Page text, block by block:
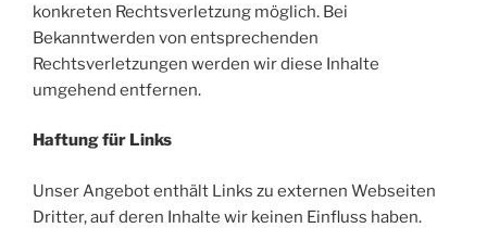
konkreten Rechtsverletzung möglich. Bei
Bekanntwerden von entsprechenden
Rechtsverletzungen werden wir diese Inhalte
umgehend entfernen.
Haftung für Links
Unser Angebot enthält Links zu externen Webseiten
Dritter, auf deren Inhalte wir keinen Einfluss haben.